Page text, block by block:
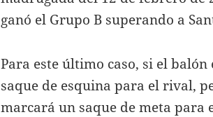
ganó el Grupo B superando a
Para este último caso, si el
saque de esquina para el rival,
marcará un saque de meta